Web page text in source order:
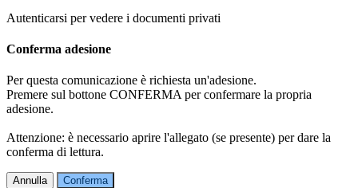
Autenticarsi per vedere i documenti privati
Conferma adesione
Per questa comunicazione è richiesta un'adesione.
Premere sul bottone CONFERMA per confermare la propria
adesione.
Attenzione: è necessario aprire l'allegato (se presente) per dare la
conferma di lettura.
Annulla Conferma